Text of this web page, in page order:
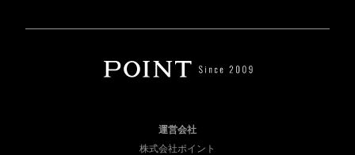
運営会社
株式会社ポイント